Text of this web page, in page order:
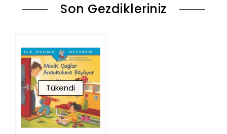
Son Gezdikleriniz
Tükendi